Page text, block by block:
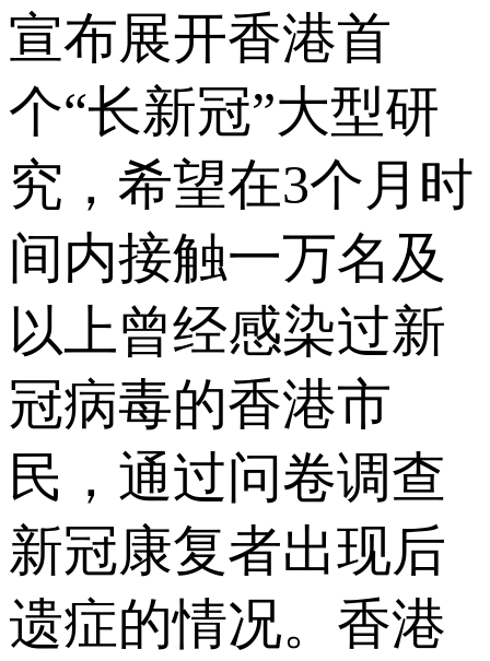
宣布展开香港首
个“长新冠”大型研
究，希望在3个月时
间内接触一万名及
以上曾经感染过新
冠病毒的香港市
民，通过问卷调查
新冠康复者出现后
遗症的情况。香港